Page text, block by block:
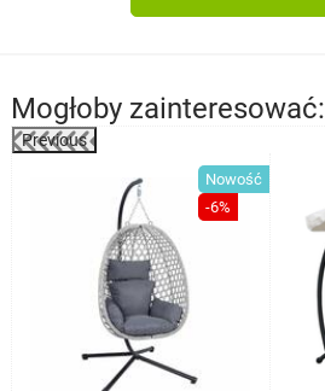
Mogłoby zainteresować:
Previous
Nowość
-6%